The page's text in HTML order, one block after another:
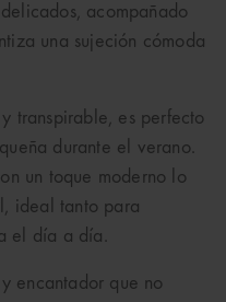
acompañado
una sujeción cómoda
transpirable, es perfecto
durante el verano.
un toque moderno lo
ideal tanto para
el día a día.
encantador que no